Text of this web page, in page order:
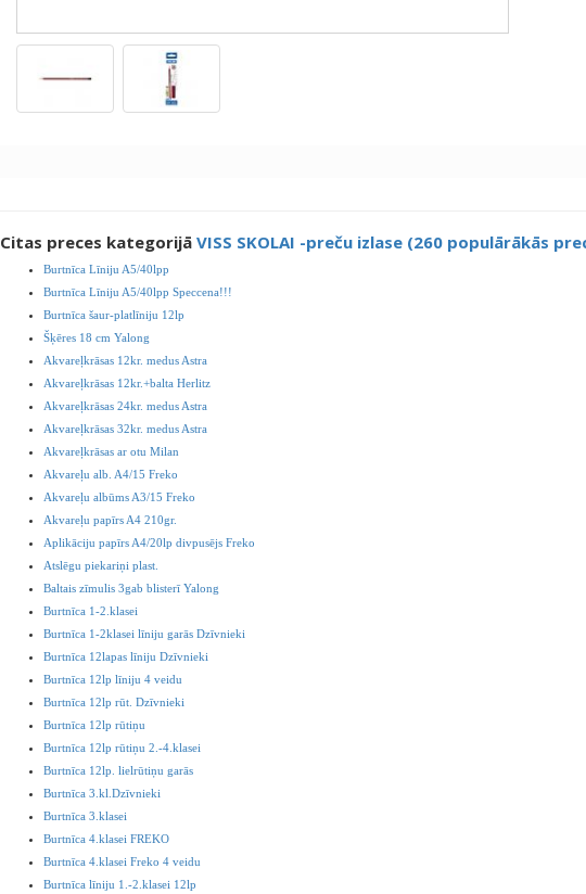
Citas preces kategorijā VISS SKOLAI -preču izlase (260 populārākās
Burtnīca Līniju A5/40lpp
Burtnīca Līniju A5/40lpp Speccena!!!
Burtnīca šaur-platlīniju 12lp
Šķēres 18 cm Yalong
Akvareļkrāsas 12kr. medus Astra
Akvareļkrāsas 12kr.+balta Herlitz
Akvareļkrāsas 24kr. medus Astra
Akvareļkrāsas 32kr. medus Astra
Akvareļkrāsas ar otu Milan
Akvareļu alb. A4/15 Freko
Akvareļu albūms A3/15 Freko
Akvareļu papīrs A4 210gr.
Aplikāciju papīrs A4/20lp divpusējs Freko
Atslēgu piekariņi plast.
Baltais zīmulis 3gab blisterī Yalong
Burtnīca 1-2.klasei
Burtnīca 1-2klasei līniju garās Dzīvnieki
Burtnīca 12lapas līniju Dzīvnieki
Burtnīca 12lp līniju 4 veidu
Burtnīca 12lp rūt. Dzīvnieki
Burtnīca 12lp rūtiņu
Burtnīca 12lp rūtiņu 2.-4.klasei
Burtnīca 12lp. lielrūtiņu garās
Burtnīca 3.kl.Dzīvnieki
Burtnīca 3.klasei
Burtnīca 4.klasei FREKO
Burtnīca 4.klasei Freko 4 veidu
Burtnīca līniju 1.-2.klasei 12lp